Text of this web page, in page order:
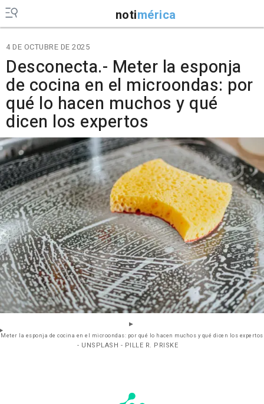
notimérica
4 DE OCTUBRE DE 2025
Desconecta.- Meter la esponja
de cocina en el microondas: por
qué lo hacen muchos y qué
dicen los expertos
Meter la esponja de cocina en el microondas: por qué lo hacen muchos y qué dicen los expertos
- UNSPLASH - PILLE R. PRISKE